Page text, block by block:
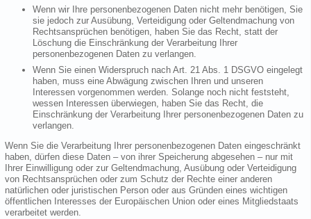
Wenn wir Ihre personenbezogenen Daten nicht mehr benötigen, Sie
sie jedoch zur Ausübung, Verteidigung oder Geltendmachung von
Rechtsansprüchen benötigen, haben Sie das Recht, statt der
Löschung die Einschränkung der Verarbeitung Ihrer
personenbezogenen Daten zu verlangen.
Wenn Sie einen Widerspruch nach Art. 21 Abs. 1 DSGVO eingelegt
haben, muss eine Abwägung zwischen Ihren und unseren
Interessen vorgenommen werden. Solange noch nicht feststeht,
wessen Interessen überwiegen, haben Sie das Recht, die
Einschränkung der Verarbeitung Ihrer personenbezogenen Daten zu
verlangen.
Wenn Sie die Verarbeitung Ihrer personenbezogenen Daten eingeschränkt
haben, dürfen diese Daten – von ihrer Speicherung abgesehen – nur mit
Ihrer Einwilligung oder zur Geltendmachung, Ausübung oder Verteidigung
von Rechtsansprüchen oder zum Schutz der Rechte einer anderen
natürlichen oder juristischen Person oder aus Gründen eines wichtigen
öffentlichen Interesses der Europäischen Union oder eines Mitgliedstaats
verarbeitet werden.